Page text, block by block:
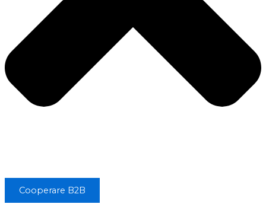
Cooperare B2B